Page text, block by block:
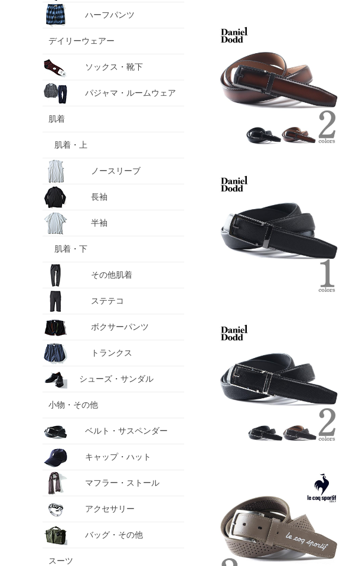
ハーフパンツ
デイリーウェアー
ソックス・靴下
パジャマ・ルームウェア
肌着
肌着・上
ノースリーブ
長袖
半袖
肌着・下
その他肌着
ステテコ
ボクサーパンツ
トランクス
シューズ・サンダル
小物・その他
ベルト・サスペンダー
キャップ・ハット
マフラー・ストール
アクセサリー
バッグ・その他
スーツ